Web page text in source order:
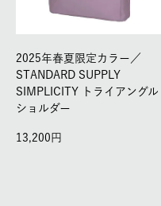
2025年春夏限定カラー／
STANDARD SUPPLY
SIMPLICITY トライアングル
ショルダー
13,200